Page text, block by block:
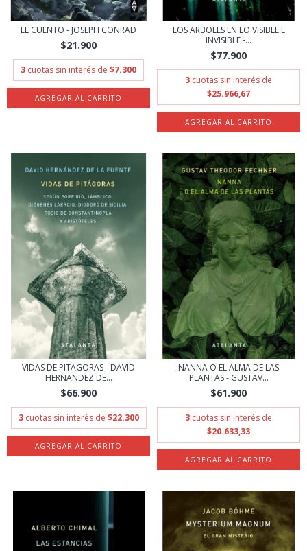
EL CUENTO - JOSEPH CONRAD
$21.900
3 cuotas sin interés de $7.300
LOS ARBOLES EN LO VISIBLE E
INVISIBLE -...
$77.900
3 cuotas sin interés de
$25.966,67
VIDAS DE PITAGORAS - DAVID
HERNANDEZ DE...
$66.900
3 cuotas sin interés de $22.300
NANNA O EL ALMA DE LAS
PLANTAS - GUSTAV...
$61.900
3 cuotas sin interés de
$20.633,33